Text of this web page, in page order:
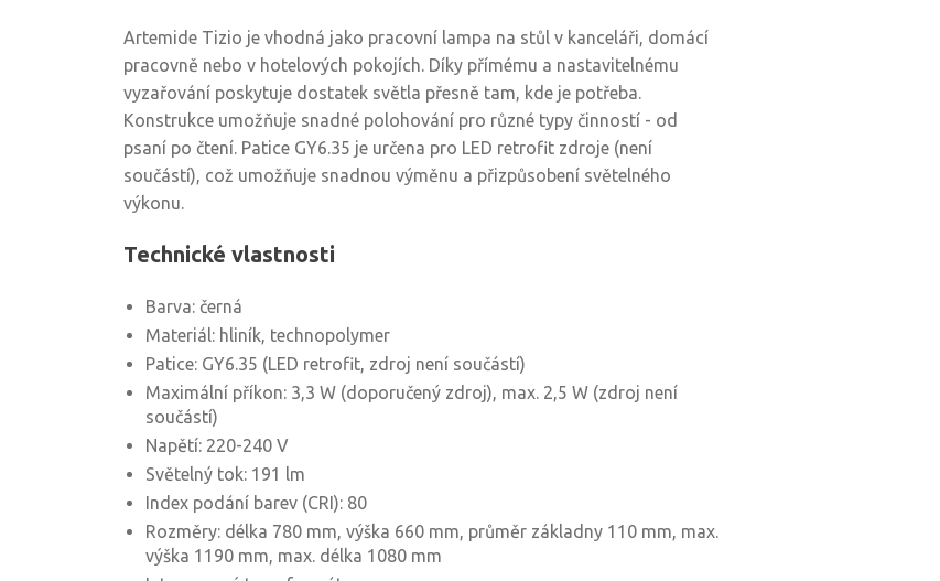
Artemide Tizio je vhodná jako pracovní lampa na stůl v kanceláři, domácí
pracovně nebo v hotelových pokojích. Díky přímému a nastavitelnému
vyzařování poskytuje dostatek světla přesně tam, kde je potřeba.
Konstrukce umožňuje snadné polohování pro různé typy činností - od
psaní po čtení. Patice GY6.35 je určena pro LED retrofit zdroje (není
součástí), což umožňuje snadnou výměnu a přizpůsobení světelného
výkonu.
Technické vlastnosti
Barva: černá
Materiál: hliník, technopolymer
Patice: GY6.35 (LED retrofit, zdroj není součástí)
Maximální příkon: 3,3 W (doporučený zdroj), max. 2,5 W (zdroj není
součástí)
Napětí: 220-240 V
Světelný tok: 191 lm
Index podání barev (CRI): 80
Rozměry: délka 780 mm, výška 660 mm, průměr základny 110 mm, max.
výška 1190 mm, max. délka 1080 mm